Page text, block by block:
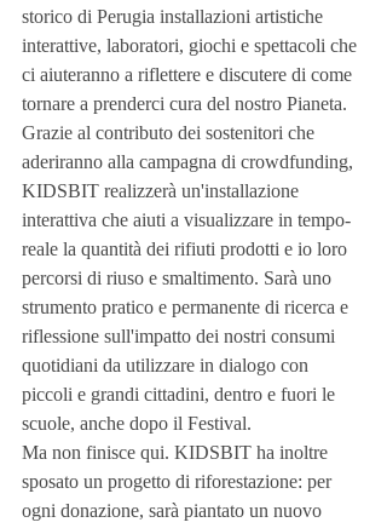
storico di Perugia installazioni artistiche
interattive, laboratori, giochi e spettacoli che
ci aiuteranno a riflettere e discutere di come
tornare a prenderci cura del nostro Pianeta.
Grazie al contributo dei sostenitori che
aderiranno alla campagna di crowdfunding,
KIDSBIT realizzerà un'installazione
interattiva che aiuti a visualizzare in tempo-
reale la quantità dei rifiuti prodotti e io loro
percorsi di riuso e smaltimento. Sarà uno
strumento pratico e permanente di ricerca e
riflessione sull'impatto dei nostri consumi
quotidiani da utilizzare in dialogo con
piccoli e grandi cittadini, dentro e fuori le
scuole, anche dopo il Festival.
Ma non finisce qui. KIDSBIT ha inoltre
sposato un progetto di riforestazione: per
ogni donazione, sarà piantato un nuovo